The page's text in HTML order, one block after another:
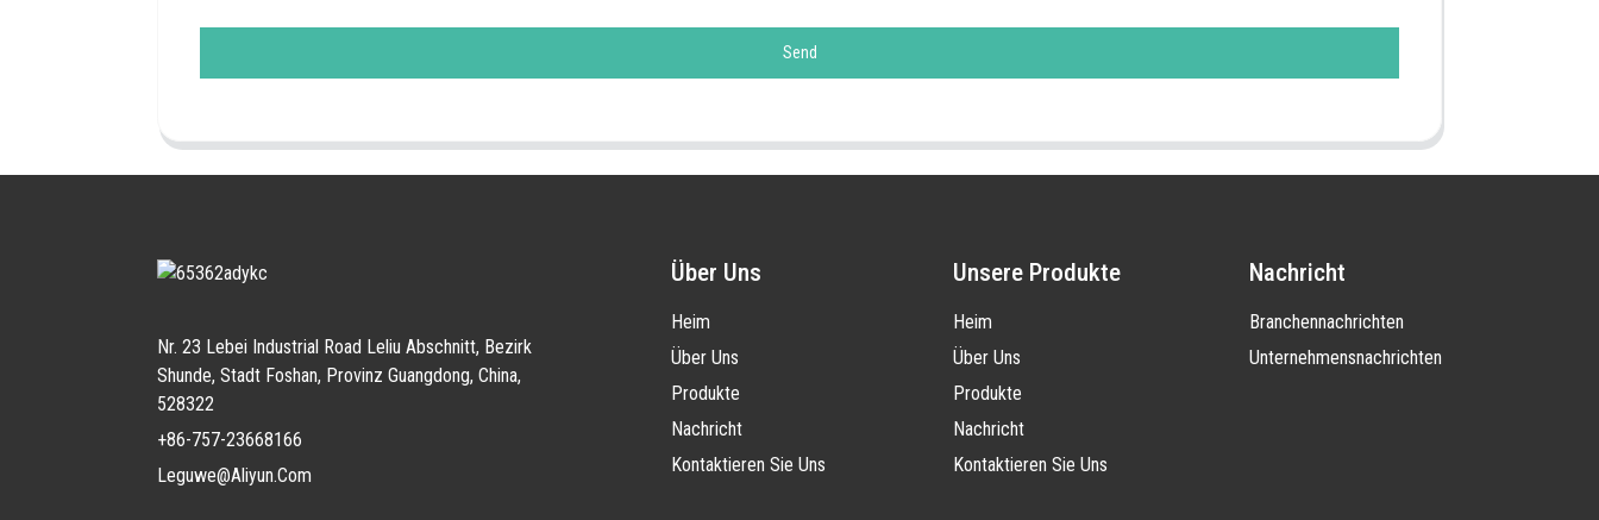
Send
Nr. 23 Lebei Industrial Road Leliu Abschnitt, Bezirk
Shunde, Stadt Foshan, Provinz Guangdong, China,
528322
+86-757-23668166
Leguwe@aliyun.com
Über Uns
Heim
Über Uns
Produkte
Nachricht
Kontaktieren Sie Uns
Unsere Produkte
Heim
Über Uns
Produkte
Nachricht
Kontaktieren Sie Uns
Nachricht
Branchennachrichten
Unternehmensnachrichten